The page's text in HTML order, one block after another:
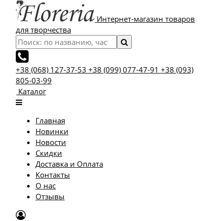
Интернет-магазин товаров
для творчества
+38 (068) 127-37-53 +38 (099) 077-47-91 +38 (093)
805-03-99
Каталог
Главная
Новинки
Новости
Скидки
Доставка и Оплата
Контакты
О нас
Отзывы